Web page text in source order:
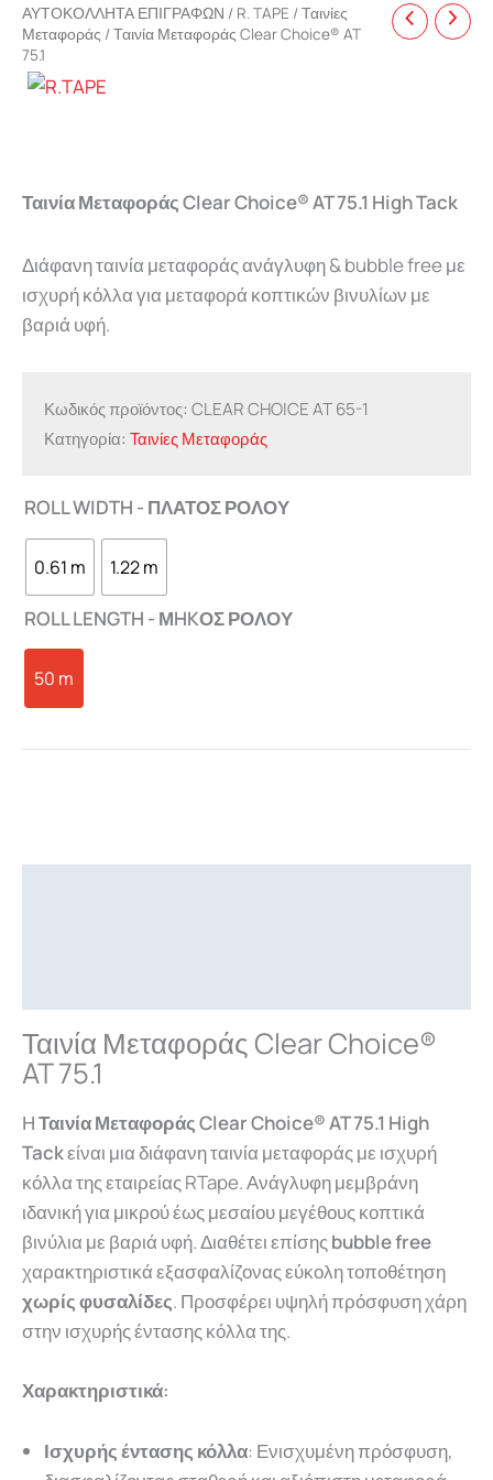
ΑΥΤΟΚΟΛΛΗΤΑ ΕΠΙΓΡΑΦΩΝ / R. TAPE /Ταινίες
Μεταφοράς / Ταινία Μεταφοράς Clear Choice® AT
75.1
Ταινία Μεταφοράς Clear Choice® AT 75.1 High Tack
Διάφανη ταινία μεταφοράς ανάγλυφη & bubble free με
ισχυρή κόλλα για μεταφορά κοπτικών βινυλίων με
βαριά υφή.
Κωδικός προϊόντος: CLEAR CHOICE AT 65-1
Κατηγορία: Ταινίες Μεταφοράς
ROLL WIDTH - ΠΛΑΤΟΣ ΡΟΛΟΥ
0.61 m 1.22 m
ROLL LENGTH - ΜHKΟΣ ΡΟΛΟΥ
50 m
Ταινία Μεταφοράς Clear Choice®
AT 75.1
ΗΤαινία Μεταφοράς Clear Choice® AT 75.1 High
Tackείναι μια διάφανη ταινία μεταφοράς με ισχυρή
κόλλα της εταιρείας RTape. Ανάγλυφη μεμβράνη
ιδανική για μικρού έως μεσαίου μεγέθους κοπτικά
βινύλια με βαριά υφή. Διαθέτει επίσης bubble free
χαρακτηριστικά εξασφαλίζονας εύκολη τοποθέτηση
χωρίς φυσαλίδες. Προσφέρει υψηλή πρόσφυση χάρη
στην ισχυρής έντασης κόλλα της.
Χαρακτηριστικά:
Ισχυρής έντασης κόλλα: Ενισχυμένη πρόσφυση,